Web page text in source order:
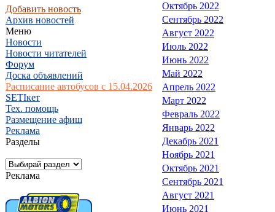
Добавить новость
Архив новостей
Меню
Новости
Новости читателей
Форум
Доска объявлений
Расписание автобусов с 15.04.2026
SETIкет
Тех. помощь
Размещение афиш
Реклама
Разделы
Реклама
Октябрь 2022
Сентябрь 2022
Август 2022
Июль 2022
Июнь 2022
Май 2022
Апрель 2022
Март 2022
Февраль 2022
Январь 2022
Декабрь 2021
Ноябрь 2021
Октябрь 2021
Сентябрь 2021
Август 2021
Июнь 2021